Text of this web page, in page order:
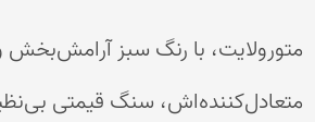
متورولایت، با رنگ سبز
متعادل‌کننده‌اش، سنگ قیمتی